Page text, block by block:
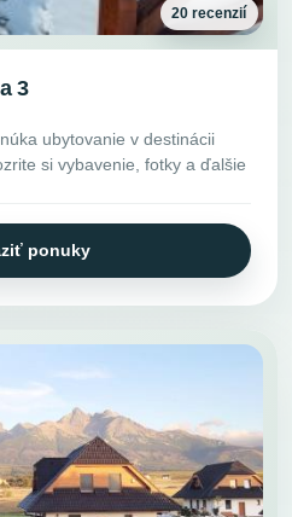
20 recenzií
3
ubytovanie v destinácii
si vybavenie, fotky a ďalšie
ponuky